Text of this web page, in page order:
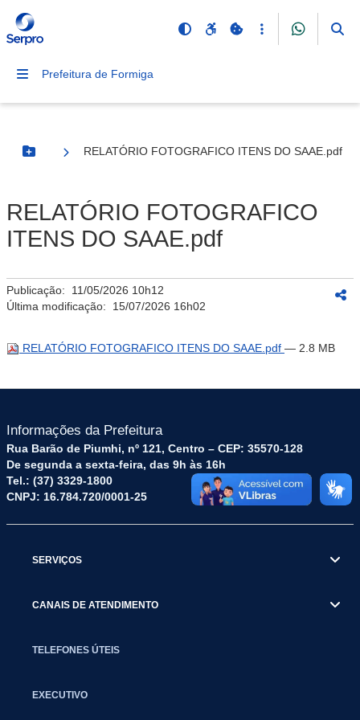
Prefeitura de Formiga
Botão Menu
RELATÓRIO FOTOGRAFICO ITENS DO SAAE.pdf
RELATÓRIO FOTOGRAFICO
ITENS DO SAAE.pdf
Publicação: 11/05/2026 10h12
Última modificação: 15/07/2026 16h02
RELATÓRIO FOTOGRAFICO ITENS DO SAAE.pdf — 2.8 MB
Informações da Prefeitura
Rua Barão de Piumhi, nº 121, Centro – CEP: 35570-128
De segunda a sexta-feira, das 9h às 16h
Tel.: (37) 3329-1800
CNPJ: 16.784.720/0001-25
SERVIÇOS
CANAIS DE ATENDIMENTO
TELEFONES ÚTEIS
EXECUTIVO